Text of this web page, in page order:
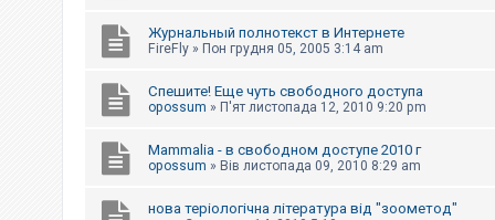
Журнальный полнотекст в Интернете
FireFly » Пон грудня 05, 2005 3:14 am
Спешите! Еще чуть свободного доступа
opossum » П'ят листопада 12, 2010 9:20 pm
Mammalia - в свободном доступе 2010 г
opossum » Вів листопада 09, 2010 8:29 am
нова теріологічна література від "зоометод"